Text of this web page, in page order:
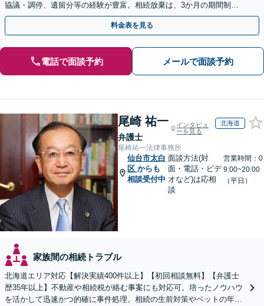
協議・調停、遺留分等の経験が豊富。相続放棄は、3か月の期間制限
があるため、お早めにご相談ください。【無料駐車場あり】
料金表を見る
電話で面談予約 メールで面談予約
尾崎 祐一
弁護士
インタビュ
ーを見る
北海道
尾崎祐一法律事務所
仙台市太白
区 からも
相談受付中
面談方法(対
面・電話・ビデ
オなど)は応相
談
営業時間：0
9:00~20:00
（平日）
家族間の相続トラブル
北海道エリア対応【解決実績400件以上】【初回相談無料】【弁護士
歴35年以上】不動産や相続税が絡む事案にも対応可。培ったノウハウ
を活かして迅速かつ的確に事件処理。相続の生前対策やペットの年金